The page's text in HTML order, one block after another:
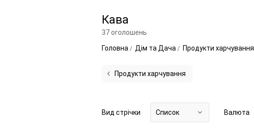
Кава
37 оголошень
Головна
Дім та Дача Продукти харчування
Продукти харчування
Вид стрічки Список Валюта